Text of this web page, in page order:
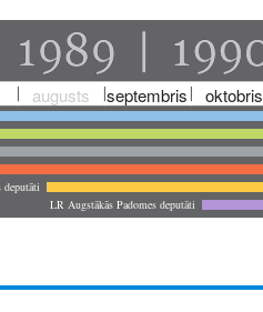
augusts septembris oktobris
deputāti
LR Augstākās Padomes deputāti